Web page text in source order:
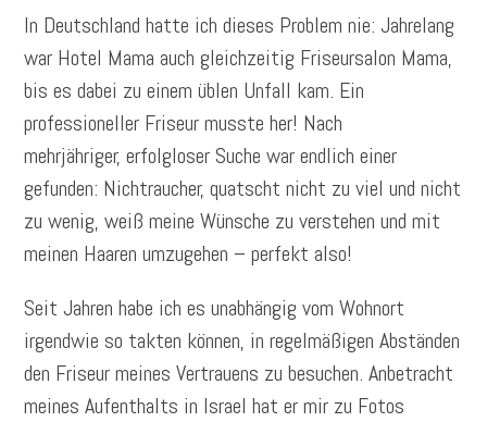
In Deutschland hatte ich dieses Problem nie: Jahrelang
war Hotel Mama auch gleichzeitig Friseursalon Mama,
bis es dabei zu einem üblen Unfall kam. Ein
professioneller Friseur musste her! Nach
mehrjähriger, erfolgloser Suche war endlich einer
gefunden: Nichtraucher, quatscht nicht zu viel und nicht
zu wenig, weiß meine Wünsche zu verstehen und mit
meinen Haaren umzugehen – perfekt also!
Seit Jahren habe ich es unabhängig vom Wohnort
irgendwie so takten können, in regelmäßigen Abständen
den Friseur meines Vertrauens zu besuchen. Anbetracht
meines Aufenthalts in Israel hat er mir zu Fotos